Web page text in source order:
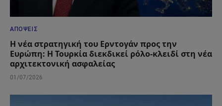
ΑΠΌΨΕΙΣ
Η νέα στρατηγική του Ερντογάν προς την
Ευρώπη: Η Τουρκία διεκδικεί ρόλο-κλειδί στη νέα
αρχιτεκτονική ασφαλείας
01/07/2026